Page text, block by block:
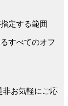
定する範囲
すべてのオフ
非お気軽にご応